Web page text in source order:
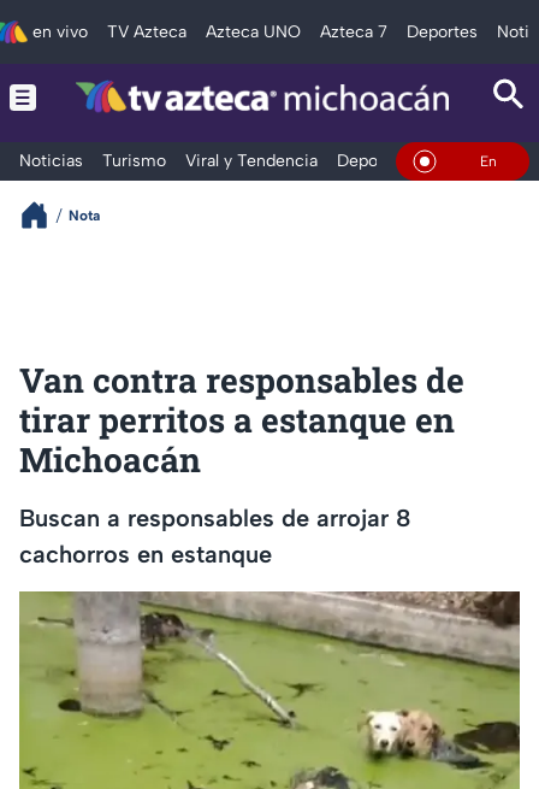
en vivo TV Azteca Azteca UNO Azteca 7 Deportes
Noticias Turismo Viral y Tendencia Deportes Espectáculos
En Vivo
Nota
Van contra responsables de
tirar perritos a estanque en
Michoacán
Buscan a responsables de arrojar 8
cachorros en estanque